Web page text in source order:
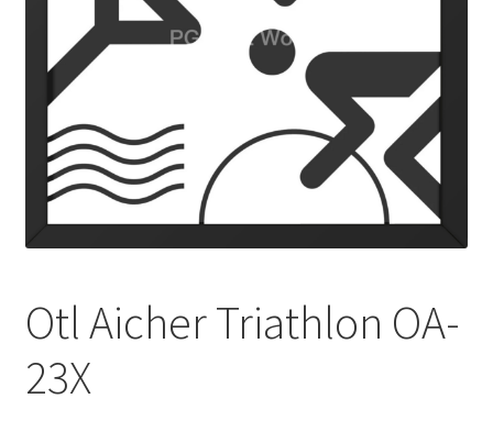
Jobs
Kontakt
Mein Konto
Warenkorb
✆ Service-Telefon 089 / 2323700
Otl Aicher Triathlon OA-
23X